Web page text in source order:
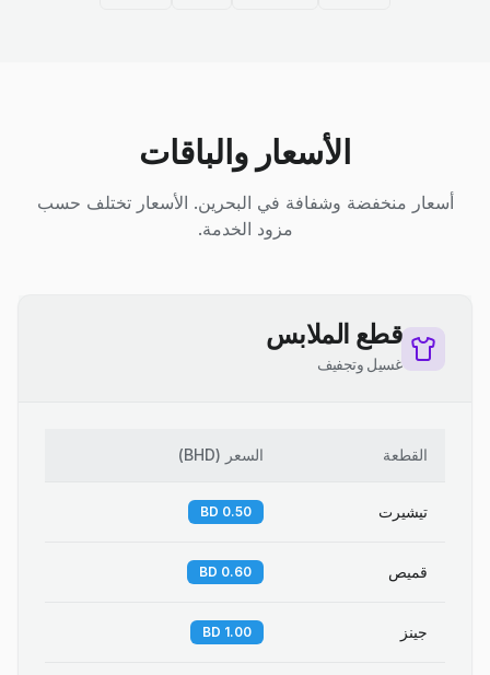
الأسعار والباقات
أسعار منخفضة وشفافة في البحرين. الأسعار تختلف حسب
مزود الخدمة.
قطع الملابس
غسيل وتجفيف
القطعة السعر (
BHD
)
تيشيرت 0.50 BD
قميص 0.60 BD
جينز 1.00 BD